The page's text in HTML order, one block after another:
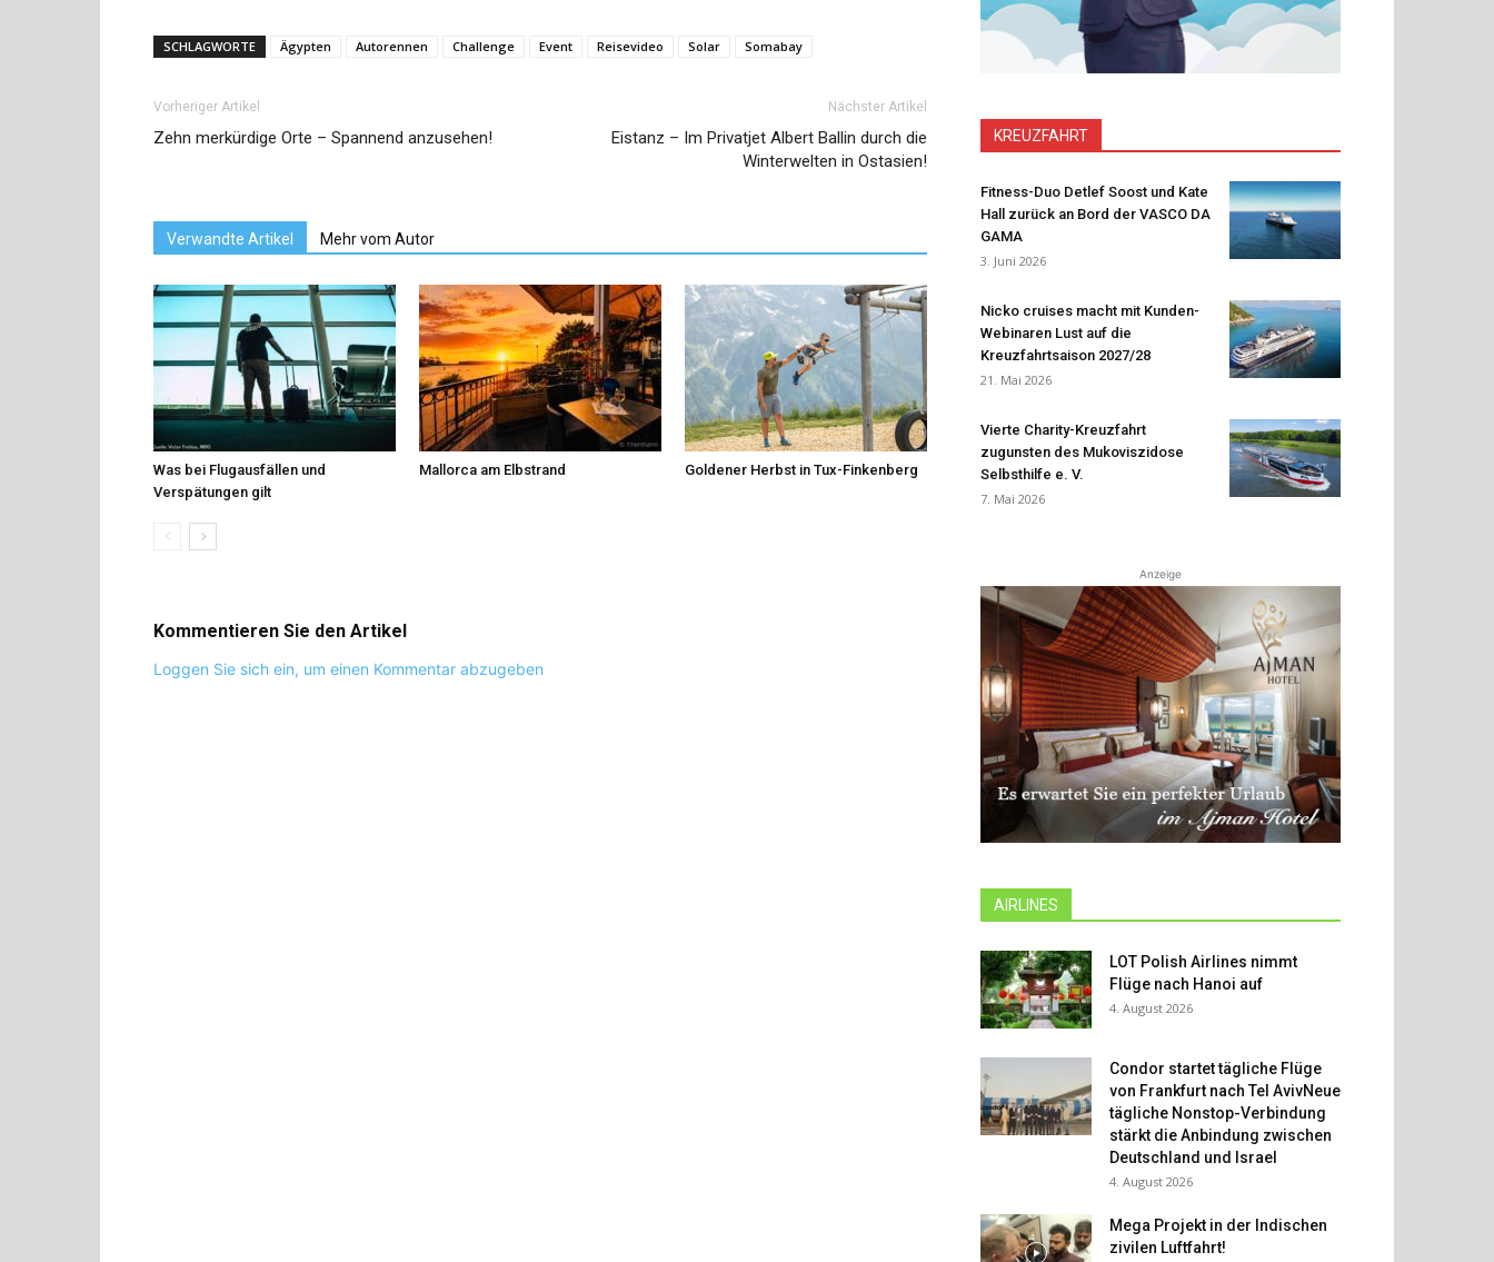
SCHLAGWORTE Ägypten Autorennen Challenge Event Reisevideo Solar Somabay
Vorheriger Artikel
Zehn merkürdige Orte – Spannend anzusehen!
Nächster Artikel
Eistanz – Im Privatjet Albert Ballin durch die
Winterwelten in Ostasien!
Verwandte Artikel Mehr vom Autor
Was bei Flugausfällen und
Verspätungen gilt
Mallorca am Elbstrand Goldener Herbst in Tux-Finkenberg
Kommentieren Sie den Artikel
Loggen Sie sich ein, um einen Kommentar abzugeben
KREUZFAHRT
Fitness-Duo Detlef Soost und Kate
Hall zurück an Bord der VASCO DA
GAMA
3. Juni 2026
Nicko cruises macht mit Kunden-
Webinaren Lust auf die
Kreuzfahrtsaison 2027/28
21. Mai 2026
Vierte Charity-Kreuzfahrt
zugunsten des Mukoviszidose
Selbsthilfe e. V.
7. Mai 2026
Anzeige
AIRLINES
LOT Polish Airlines nimmt
Flüge nach Hanoi auf
4. August 2026
Condor startet tägliche Flüge
von Frankfurt nach Tel AvivNeue
tägliche Nonstop-Verbindung
stärkt die Anbindung zwischen
Deutschland und Israel
4. August 2026
Mega Projekt in der Indischen
zivilen Luftfahrt!